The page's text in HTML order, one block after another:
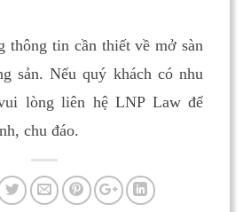
thông tin cần thiết về mở sàn
sản. Nếu quý khách có nhu
lòng liên hệ LNP Law để
chu đáo.